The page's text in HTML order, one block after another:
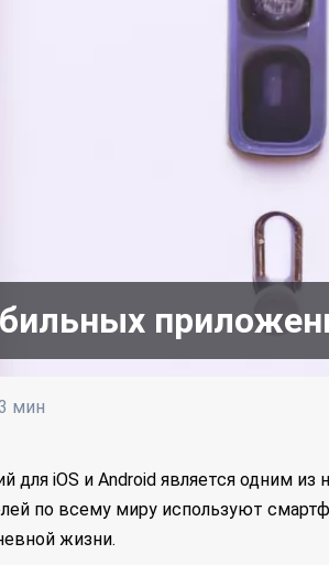
мин
для iOS и Android является одним
по всему миру используют
жизни.